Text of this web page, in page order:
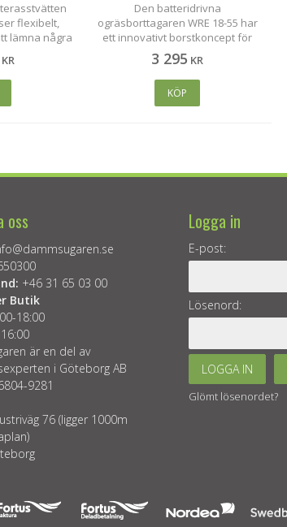
flexibelt,
lämna några
roterande
KR
Den batteridrivna
ogräsborttagaren WRE 18-55 har
ett innovativt borstkoncept för
kraftfull borttagning av mossa och
ogräs. Den är idealisk för stora
ytor, kanter och sprickor. 1 st 18 V
/ 2.5 Ah batteri och laddare
medföljer.
3 295 KR
KÖP
oss
+46 31 65 03 00
Butik
18:00
är en del av
i Göteborg AB
9281
76 (ligger 1000m
Logga in
E-post:
Lösenord:
LOGGA IN
Glömt lösenordet?